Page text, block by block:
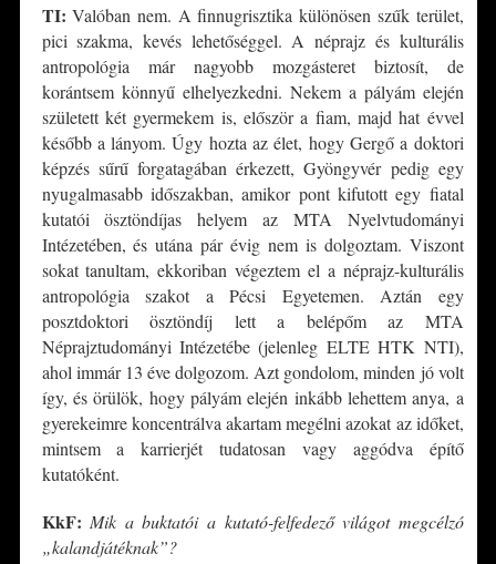
TI:Valóban nem. A finnugrisztika különösen szűk terület,
pici szakma, kevés lehetőséggel. A néprajz és kulturális
antropológia már nagyobb mozgásteret biztosít, de
korántsem könnyű elhelyezkedni. Nekem a pályám elején
született két gyermekem is, először a fiam, majd hat évvel
később a lányom. Úgy hozta az élet, hogy Gergő a doktori
képzés sűrű forgatagában érkezett, Gyöngyvér pedig egy
nyugalmasabb időszakban, amikor pont kifutott egy fiatal
kutatói ösztöndíjas helyem az MTA Nyelvtudományi
Intézetében, és utána pár évig nem is dolgoztam. Viszont
sokat tanultam, ekkoriban végeztem el a néprajz-kulturális
antropológia szakot a Pécsi Egyetemen. Aztán egy
posztdoktori ösztöndíj lett a belépőm az MTA
Néprajztudományi Intézetébe (jelenleg ELTE HTK NTI),
ahol immár 13 éve dolgozom. Azt gondolom, minden jó volt
így, és örülök, hogy pályám elején inkább lehettem anya, a
gyerekeimre koncentrálva akartam megélni azokat az időket,
mintsem a karrierjét tudatosan vagy aggódva építő
kutatóként.
KkF: Mik a buktatói a kutató-felfedező világot megcélzó
„kalandjátéknak”?